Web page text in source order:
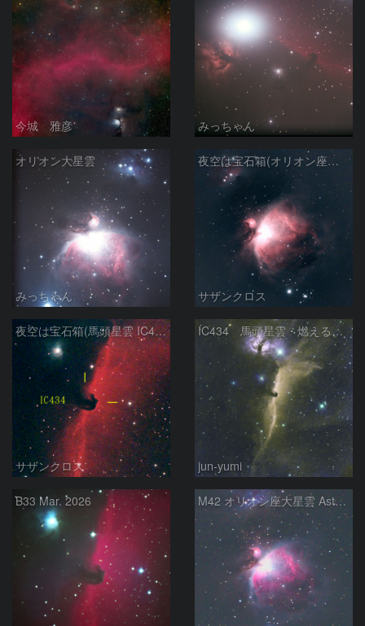
今城 雅彦 みっちゃん
オリオン大星雲
みっちゃん
夜空は宝石箱(オリオン座大星雲 M42) Seestar50
サザンクロス
夜空は宝石箱(馬頭星雲 IC434) Seestar50
サザンクロス
IC434 馬頭星雲・燃える木星雲
jun-yumi
B33 Mar. 2026 M42 オリオン座大星雲 AstroTracer Type3の威力